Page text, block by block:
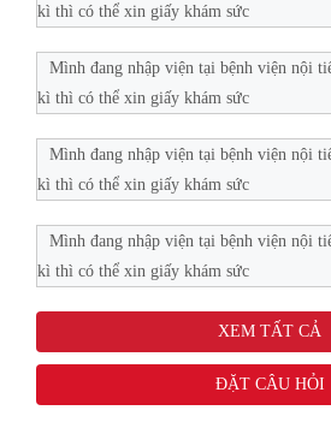
kì thì có thể xin giấy khám sức
Mình đang nhập viện tại bệnh viện nội
kì thì có thể xin giấy khám sức
Mình đang nhập viện tại bệnh viện nội
kì thì có thể xin giấy khám sức
Mình đang nhập viện tại bệnh viện nội
kì thì có thể xin giấy khám sức
XEM TẤT CẢ
ĐẶT CÂU HỎI